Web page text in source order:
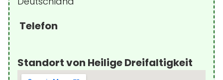
Telefon
Standort von Heilige Dreifaltigkeit